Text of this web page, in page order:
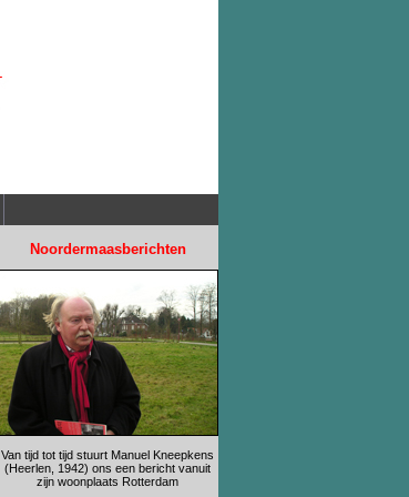
Noordermaasberichten
Van tijd tot tijd stuurt Manuel Kneepkens
(Heerlen, 1942) ons een bericht vanuit
zijn woonplaats Rotterdam